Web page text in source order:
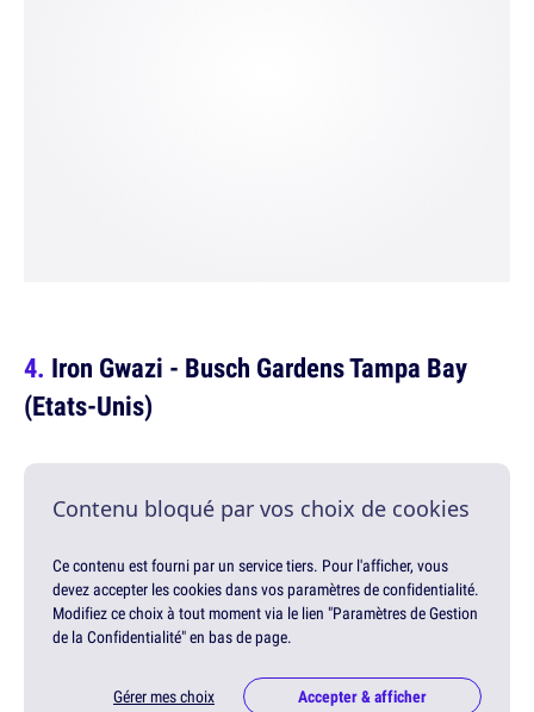
Iron Gwazi - Busch Gardens Tampa Bay
(Etats-Unis)
Contenu bloqué par vos choix de cookies
Ce contenu est fourni par un service tiers. Pour l'afficher, vous
devez accepter les cookies dans vos paramètres de confidentialité.
Modifiez ce choix à tout moment via le lien "Paramètres de Gestion
de la Confidentialité" en bas de page.
Gérer mes choix Accepter & afficher